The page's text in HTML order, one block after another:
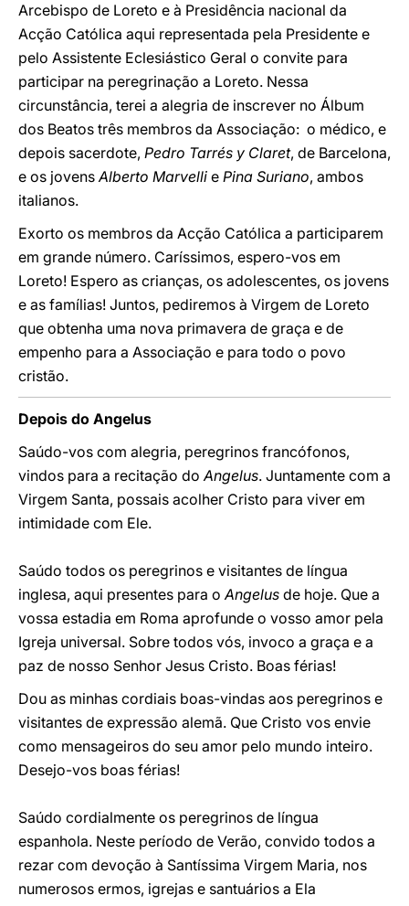
Arcebispo de Loreto e à Presidência nacional da
Acção Católica aqui representada pela Presidente e
pelo Assistente Eclesiástico Geral o convite para
participar na peregrinação a Loreto. Nessa
circunstância, terei a alegria de inscrever no Álbum
dos Beatos três membros da Associação: o médico, e
depois sacerdote, Pedro Tarrés y Claret, de Barcelona,
e os jovensAlberto Marvelli e Pina Suriano, ambos
italianos.
Exorto os membros da Acção Católica a participarem
em grande número. Caríssimos, espero-vos em
Loreto! Espero as crianças, os adolescentes, os jovens
e as famílias! Juntos, pediremos à Virgem de Loreto
que obtenha uma nova primavera de graça e de
empenho para a Associação e para todo o povo
cristão.
Depois do Angelus
Saúdo-vos com alegria, peregrinos francófonos,
vindos para a recitação doAngelus. Juntamente com a
Virgem Santa, possais acolher Cristo para viver em
intimidade com Ele.
Saúdo todos os peregrinos e visitantes de língua
inglesa, aqui presentes para oAngelus de hoje. Que a
vossa estadia em Roma aprofunde o vosso amor pela
Igreja universal. Sobre todos vós, invoco a graça e a
paz de nosso Senhor Jesus Cristo. Boas férias!
Dou as minhas cordiais boas-vindas aos peregrinos e
visitantes de expressão alemã. Que Cristo vos envie
como mensageiros do seu amor pelo mundo inteiro.
Desejo-vos boas férias!
Saúdo cordialmente os peregrinos de língua
espanhola. Neste período de Verão, convido todos a
rezar com devoção à Santíssima Virgem Maria, nos
numerosos ermos, igrejas e santuários a Ela